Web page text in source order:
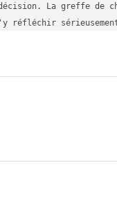
La greffe de
réfléchir